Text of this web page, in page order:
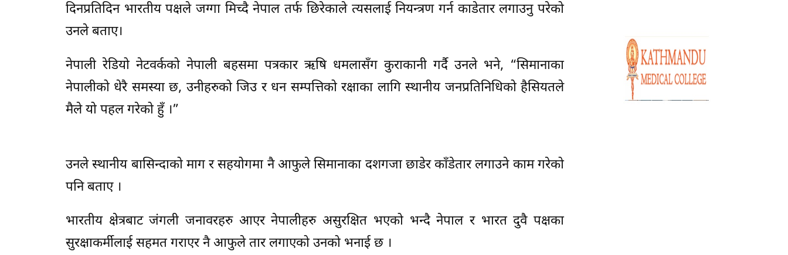
दिनप्रतिदिन भारतीय पक्षले जग्गा मिच्दै नेपाल तर्फ छिरेकाले त्यसलाई नियन्त्रण गर्न काडेतार लगाउनु परेको
उनले बताए।
नेपाली रेडियो नेटवर्कको नेपाली बहसमा पत्रकार ऋषि धमलासँग कुराकानी गर्दै उनले भने, “सिमानाका
नेपालीको धेरै समस्या छ, उनीहरुको जिउ र धन सम्पत्तिको रक्षाका लागि स्थानीय जनप्रतिनिधिको हैसियतले
मैले यो पहल गरेको हुँ ।”
उनले स्थानीय बासिन्दाको माग र सहयोगमा नै आफुले सिमानाका दशगजा छाडेर काँडेतार लगाउने काम गरेको
पनि बताए ।
भारतीय क्षेत्रबाट जंगली जनावरहरु आएर नेपालीहरु असुरक्षित भएको भन्दै नेपाल र भारत दुवै पक्षका
सुरक्षाकर्मीलाई सहमत गराएर नै आफुले तार लगाएको उनको भनाई छ ।